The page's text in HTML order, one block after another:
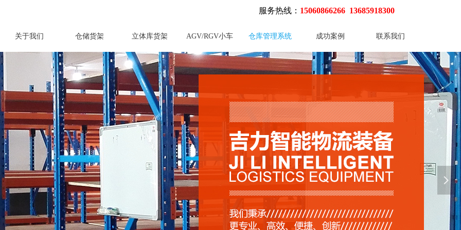
关于我们 仓储货架 立体库货架 AGV/RGV小车 仓库管理系统 成功案例 联系我们
服务热线： 15060866266 13685918300
넲